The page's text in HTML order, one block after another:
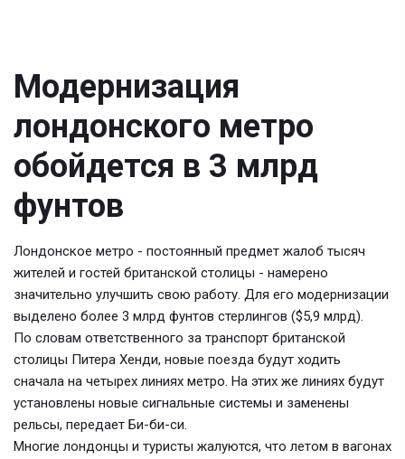
Модернизация
лондонского метро
обойдется в 3 млрд
фунтов
Лондонское метро - постоянный предмет жалоб тысяч
жителей и гостей британской столицы - намерено
значительно улучшить свою работу. Для его модернизации
выделено более 3 млрд фунтов стерлингов ($5,9 млрд).
По словам ответственного за транспорт британской
столицы Питера Хенди, новые поезда будут ходить
сначала на четырех линиях метро. На этих же линиях будут
установлены новые сигнальные системы и заменены
рельсы, передает Би-би-си.
Многие лондонцы и туристы жалуются, что летом в вагонах